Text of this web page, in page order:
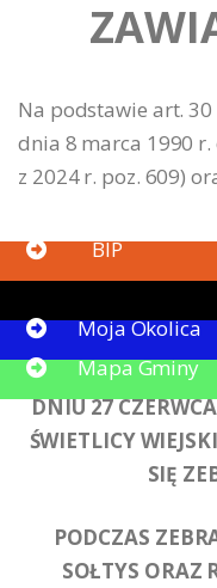
Na podstawie art.
dnia 8 marca 1990 r.
z 2024 r. poz. 609)
Uchwały nr V/23/
lutego 2019 roku w
sołectw
WÓJT GMINY
MIESZKAŃCÓW
DNIU 27
ŚWIETLICY
SIĘ
PODCZAS
SOŁTYS ORAZ
Button
BIP
Button
Moja Okolica
Mapa Gminy